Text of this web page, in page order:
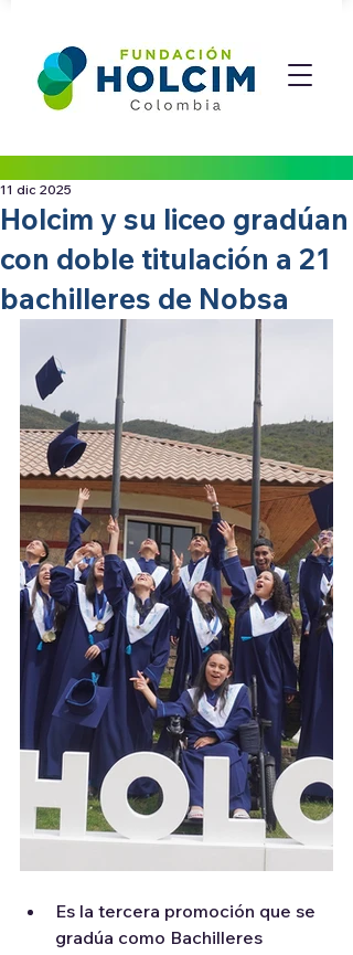
Holcim y su liceo gradúan
con doble titulación a 21
bachilleres de Nobsa
11 dic 2025
Es la tercera promoción que se
gradúa como Bachilleres